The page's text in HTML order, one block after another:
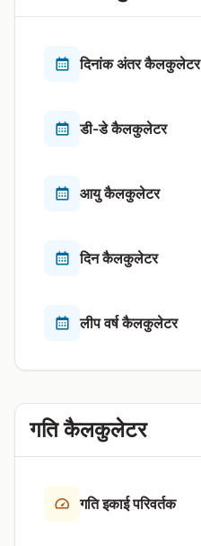
दिनांक अंतर कैलकुलेटर
डी-डे कैलकुलेटर
आयु कैलकुलेटर
दिन कैलकुलेटर
लीप वर्ष कैलकुलेटर
गति कैलकुलेटर
गति इकाई परिवर्तक